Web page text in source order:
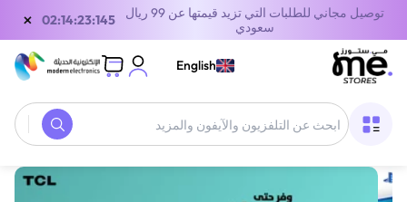
توصيل مجاني للطلبات التي تزيد قيمتها عن 99 ريال
سعودي
01:14:23:145
×
English